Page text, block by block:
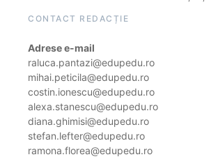
CONTACT REDACȚIE
Adrese e-mail
raluca.pantazi@edupedu.ro
mihai.peticila@edupedu.ro
costin.ionescu@edupedu.ro
alexa.stanescu@edupedu.ro
diana.ghimisi@edupedu.ro
stefan.lefter@edupedu.ro
ramona.florea@edupedu.ro